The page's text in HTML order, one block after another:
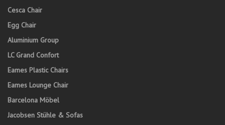
Cesca Chair
Egg Chair
Aluminium Group
LC Grand Confort
Eames Plastic Chairs
Eames Lounge Chair
Barcelona Möbel
Jacobsen Stühle & Sofas